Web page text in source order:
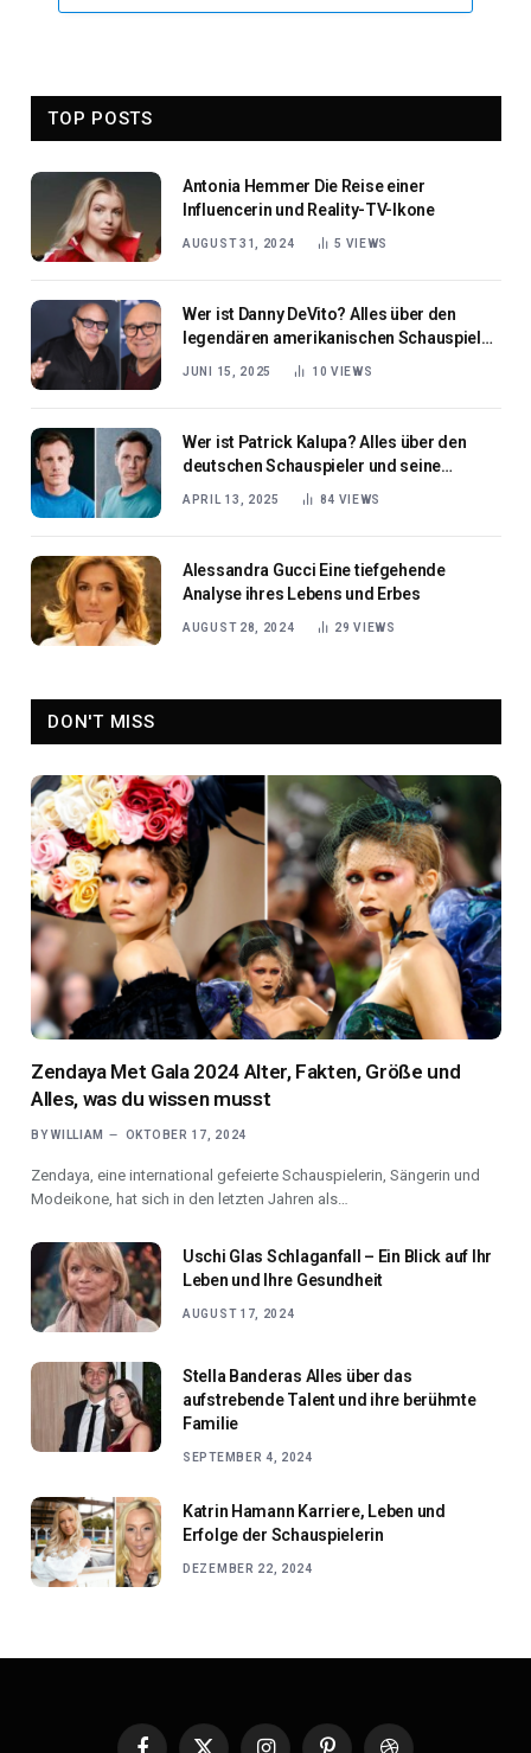
TOP POSTS
Antonia Hemmer Die Reise einer
Influencerin und Reality-TV-Ikone
AUGUST 31, 2024 5 VIEWS
Wer ist Danny DeVito? Alles über den
legendären amerikanischen Schauspieler
und Filmemacher
JUNI 15, 2025 10 VIEWS
Wer ist Patrick Kalupa? Alles über den
deutschen Schauspieler und seine
APRIL 13, 2025 84 VIEWS
Alessandra Gucci Eine tiefgehende
Analyse ihres Lebens und Erbes
AUGUST 28, 2024 29VIEWS
DON'T MISS
Zendaya Met Gala 2024 Alter, Fakten, Größe und
Alles, was du wissen musst
BY WILLIAM OKTOBER 17, 2024
Zendaya, eine international gefeierte Schauspielerin, Sängerin und
Modeikone, hat sich in den letzten Jahren als…
Uschi Glas Schlaganfall – Ein Blick auf Ihr
Leben und Ihre Gesundheit
AUGUST 17, 2024
Stella Banderas Alles über das
aufstrebende Talent und ihre berühmte
Familie
SEPTEMBER 4, 2024
Katrin Hamann Karriere, Leben und
Erfolge der Schauspielerin
DEZEMBER 22, 2024